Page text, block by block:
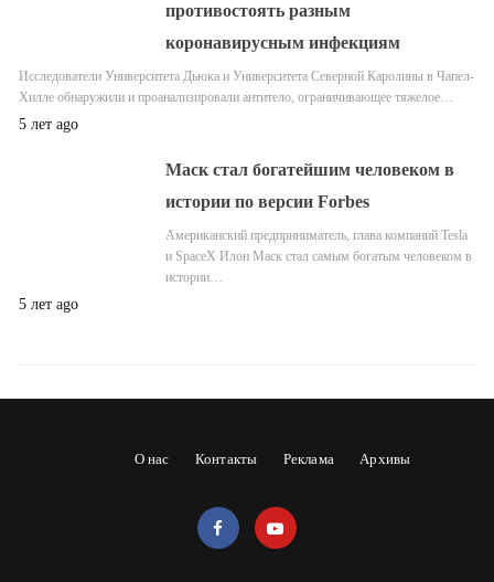
противостоять разным
коронавирусным инфекциям
Исследователи Университета Дьюка и Университета Северной Каролины в Чапел-
Хилле обнаружили и проанализировали антитело, ограничивающее тяжелое…
5 лет ago
Маск стал богатейшим человеком в
истории по версии Forbes
Американский предприниматель, глава компаний Tesla
и SpaceX Илон Маск стал самым богатым человеком в
истории…
5 лет ago
О нас Контакты Реклама Архивы